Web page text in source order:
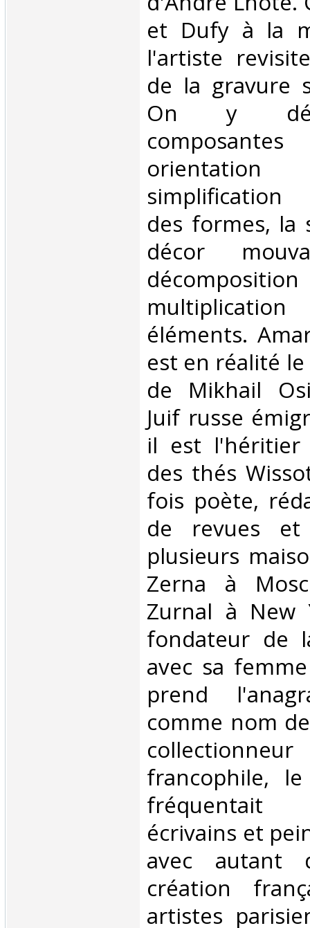
et Dufy à la
l'artiste
de la gravure
On y
des formes, la
décor
éléments.
est en réalité
de Mikhail
Juif russe
il est
des thés
fois poète,
de revues
plusieurs
Zerna à
Zurnal à
fondateur de
avec sa
prend
comme nom
francophile,
fréquentait
écrivains et
avec autant
création
artistes